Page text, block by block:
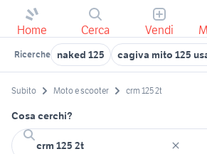
Home Cerca Vendi
Ricerche naked 125 cagiva mito 125
Subito Moto e scooter crm 125 2t
Cosa cerchi?